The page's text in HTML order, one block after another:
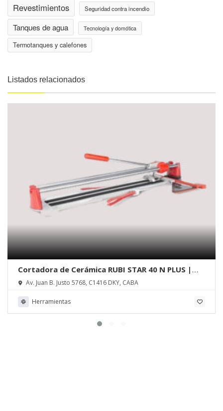
Revestimientos Seguridad contra incendio
Tanques de agua Tecnología y domótica
Termotanques y calefones
Listados relacionados
Cortadora de Cerámica RUBI STAR 40 N PLUS |
Máquinas Massa
Av. Juan B. Justo 5768, C1416 DKY, CABA
Herramientas